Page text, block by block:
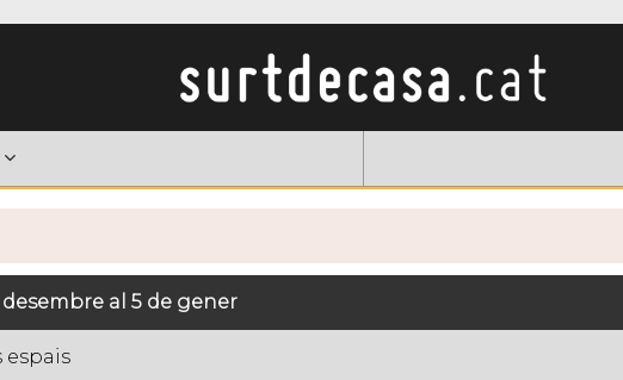
desembre al 5 de gener
espais